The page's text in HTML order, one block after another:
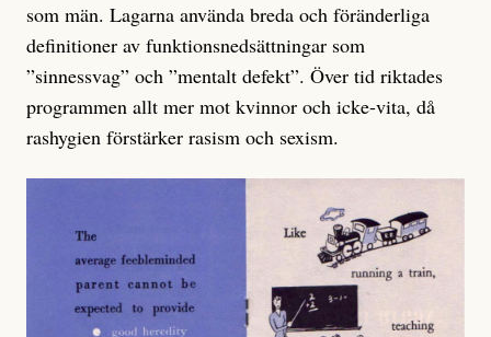
som män. Lagarna använda breda och föränderliga
definitioner av funktionsnedsättningar som
”sinnessvag” och ”mentalt defekt”. Över tid riktades
programmen allt mer mot kvinnor och icke-vita, då
rashygien förstärker rasism och sexism.